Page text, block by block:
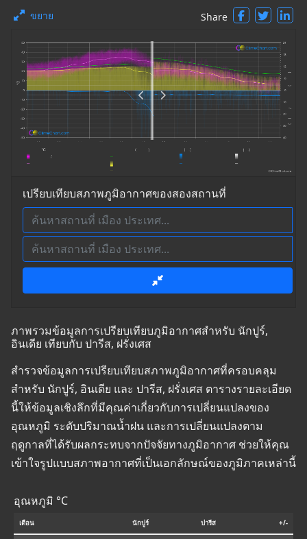
ขยาย Share
เปรียบเทียบสภาพภูมิอากาศของสองสถานที่
ภาพรวมข้อมูลการเปรียบเทียบภูมิอากาศสำหรับ นักปูร์,
อินเดีย เทียบกับ ปารีส, ฝรั่งเศส
สำรวจข้อมูลการเปรียบเทียบสภาพภูมิอากาศที่ครอบคลุม
สำหรับ นักปูร์, อินเดีย และ ปารีส, ฝรั่งเศส ตารางรายละเอียด
นี้ให้ข้อมูลเชิงลึกที่มีคุณค่าเกี่ยวกับการเปลี่ยนแปลงของ
อุณหภูมิ ระดับปริมาณน้ำฝน และการเปลี่ยนแปลงตาม
ฤดูกาลที่ได้รับผลกระทบจากปัจจัยทางภูมิอากาศ ช่วยให้คุณ
เข้าใจรูปแบบสภาพอากาศที่เป็นเอกลักษณ์ของภูมิภาคเหล่านี้
อุณหภูมิ °C
เดือน นักปูร์ ปารีส +/-